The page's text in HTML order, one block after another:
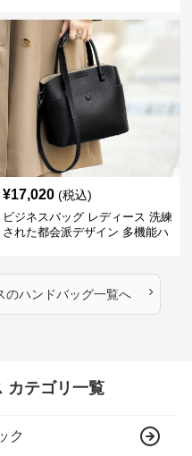
¥17,020 (税込)
ビジネスバッグ レディース 洗練
された都会派デザイン 多機能ハ
のハンドバッグ一覧へ ›
カテゴリ一覧
ク